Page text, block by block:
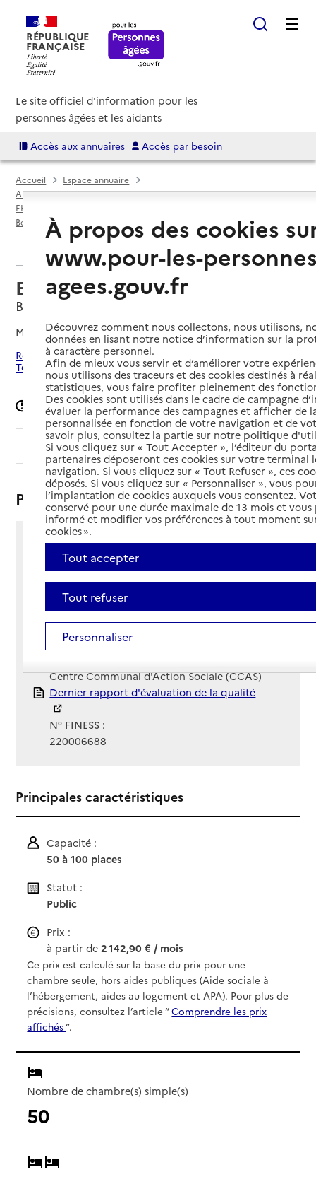
RÉPUBLIQUE
FRANÇAISE
Le site officiel d'information pour les
personnes âgées et les aidants
Accès aux annuaires Accès par besoin
Accueil
Espace annuaire
Annuaire EHPAD et maisons de retraite
EHPAD par département
Belle-Isle-en-Terre
EHPAD Belle Isle en Terre
Retour aux résultats de l'annuaire
EHPAD Belle Isle en Terre
Belle-Isle-en-Terre, COTES-D'ARMOR
Mis à jour le08/09/2024
Rechercher les établissements autour de Belle-Isle-en-
Terre
Signaler une erreur
Sommaire
Présentation
5 place de l'Église
22810 - Belle-Isle-en-Terre
Téléphone :
02 96 43 00 16
Contact
Contact
Site Internet
Site internet non renseigné
Centre Communal d'Action Sociale (CCAS)
Rapport HAS
Dernier rapport d'évaluation de la qualité
N° FINESS :
220006688
Principales caractéristiques
Capacité :
50 à 100 places
Statut :
Public
Prix :
à partir de2 142,90 € / mois
Ce prix est calculé sur la base du prix pour une
chambre seule, hors aides publiques (Aide sociale à
l’hébergement, aides au logement et APA). Pour plus de
précisions, consultez l’article “Comprendre les prix
affichés”.
Nombre de chambre(s) simple(s)
50
À propos des cookies
www.pour-les-
agees.gouv.fr
Découvrez comment nous collectons, nous utilisons,
données en lisant notre notice d’information sur la
à caractère personnel.
Afin de mieux vous servir et d’améliorer votre
nous utilisons des traceurs et des cookies destinés à
statistiques, vous faire profiter pleinement des
Des cookies sont utilisés dans le cadre de campagne
évaluer la performance des campagnes et afficher de
personnalisée en fonction de votre navigation et de
savoir plus, consultez la partie sur notre politique
Si vous cliquez sur « Tout Accepter », l’éditeur du
partenaires déposeront ces cookies sur votre terminal
navigation. Si vous cliquez sur « Tout Refuser », ces
déposés. Si vous cliquez sur « Personnaliser », vous
l’implantation de cookies auxquels vous consentez.
conservé pour une durée maximale de 13 mois et
informé et modifier vos préférences à tout moment
cookies ».
Tout accepter
Tout refuser
Personnaliser